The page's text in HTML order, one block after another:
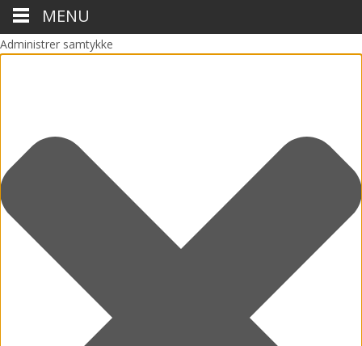
Administrer samtykke
MENU